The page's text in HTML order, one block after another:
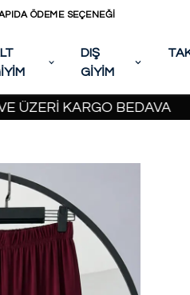
ÖDEME SEÇENEĞİ
DIŞ
GİYİM
KARGO BEDAVA 2.